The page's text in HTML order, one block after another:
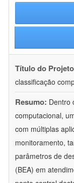
Título do
classificação
Resumo: Dentro
computacional,
com múltiplas
monitoramento,
parâmetros de
(BEA) em